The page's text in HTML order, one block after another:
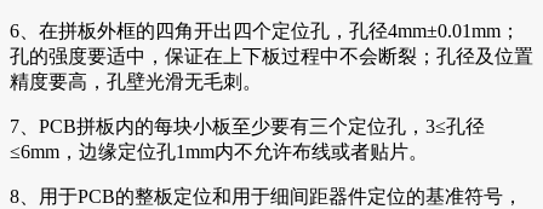
6、在拼板外框的四角开出四个定位孔，孔径4mm±0.01mm；
孔的强度要适中，保证在上下板过程中不会断裂；孔径及位置
精度要高，孔壁光滑无毛刺。
7、PCB拼板内的每块小板至少要有三个定位孔，3≤孔径
≤6mm，边缘定位孔1mm内不允许布线或者贴片。
8、用于PCB的整板定位和用于细间距器件定位的基准符号，